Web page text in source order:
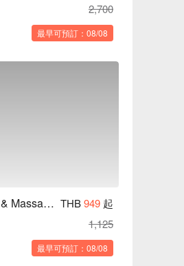
2,700
最早可預訂：08/08
Preme Pavilion Spa & Massage (Iconsiam) THB949 起
1,125
最早可預訂：08/08